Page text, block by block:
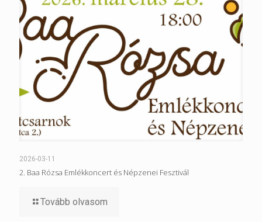
2026-03-11
2. Baa Rózsa Emlékkoncert és Népzenei Fesztivál
Tovább olvasom